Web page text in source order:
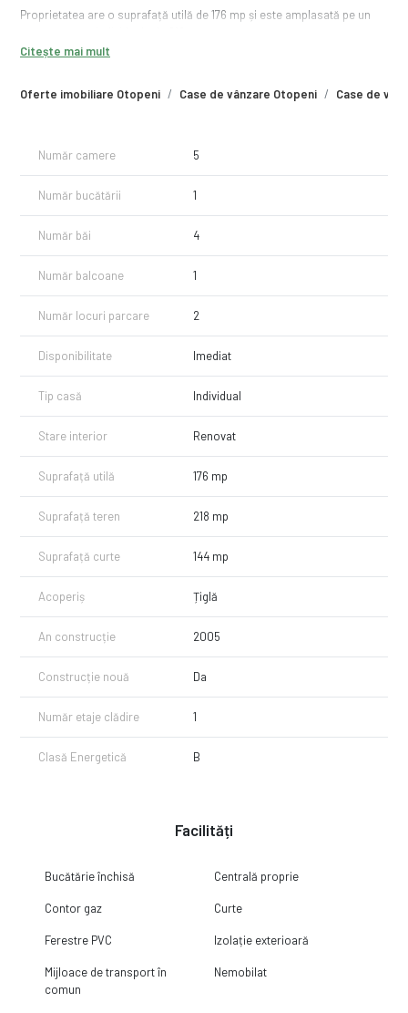
Oferte imobiliare Otopeni Case de vânzare Otopeni Case de
Proprietatea are o suprafață utilă de 176 mp și este amplasată pe un
amenajări personalizate.
Un avantaj important îl reprezintă localizarea: stația de metrou din
centrul Otopeni se află la doar 5 minute de mers pe jos, facilitând
accesul rapid către oraș.
Citește mai mult
Număr camere 5
Număr bucătării 1
Număr băi 4
Număr balcoane 1
Număr locuri parcare 2
Disponibilitate Imediat
Tip casă Individual
Stare interior Renovat
Suprafață utilă 176 mp
Suprafață teren 218 mp
Suprafață curte 144 mp
Acoperiș Țiglă
An construcție 2005
Construcție nouă Da
Număr etaje clădire 1
Clasă Energetică B
Facilități
Bucătărie închisă Centrală proprie
Contor gaz Curte
Ferestre PVC Izolație exterioară
Mijloace de transport în
comun
Nemobilat